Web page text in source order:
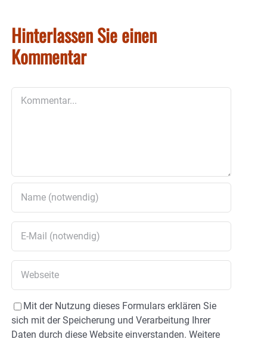
Hinterlassen Sie einen
Kommentar
Mit der Nutzung dieses Formulars erklären Sie
sich mit der Speicherung und Verarbeitung Ihrer
Daten durch diese Website einverstanden. Weitere